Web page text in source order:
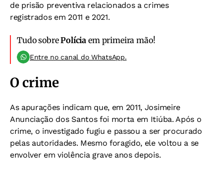
de prisão preventiva relacionados a crimes
registrados em 2011 e 2021.
Tudo sobrePolícia em primeira mão!
Entre no canal do WhatsApp.
O crime
As apurações indicam que, em 2011, Josimeire
Anunciação dos Santos foi morta em Itiúba. Após o
crime, o investigado fugiu e passou a ser procurado
pelas autoridades. Mesmo foragido, ele voltou a se
envolver em violência grave anos depois.